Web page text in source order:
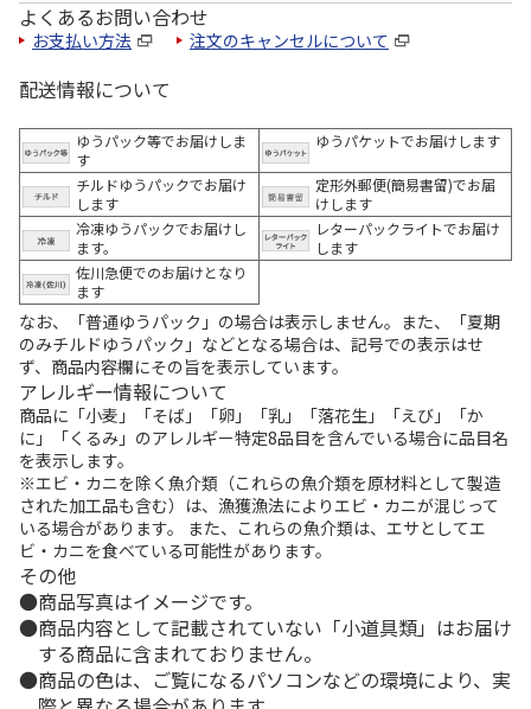
よくあるお問い合わせ
お支払い方法 注文のキャンセルについて
配送情報について
ゆうパック等でお届けしま
す
ゆうパケットでお届けします
チルドゆうパックでお届け
します
定形外郵便(簡易書留)でお届
けします
冷凍ゆうパックでお届けし
ます。
レターパックライトでお届け
します
佐川急便でのお届けとなり
ます
なお、「普通ゆうパック」の場合は表示しません。また、「夏期
のみチルドゆうパック」などとなる場合は、記号での表示はせ
ず、商品内容欄にその旨を表示しています。
アレルギー情報について
商品に「小麦」「そば」「卵」「乳」「落花生」「えび」「か
に」「くるみ」のアレルギー特定8品目を含んでいる場合に品目名
を表示します。
※エビ・カニを除く魚介類（これらの魚介類を原材料として製造
された加工品も含む）は、漁獲漁法によりエビ・カニが混じって
いる場合があります。 また、これらの魚介類は、エサとしてエ
ビ・カニを食べている可能性があります。
その他
商品写真はイメージです。
商品内容として記載されていない「小道具類」はお届け
する商品に含まれておりません。
商品の色は、ご覧になるパソコンなどの環境により、実